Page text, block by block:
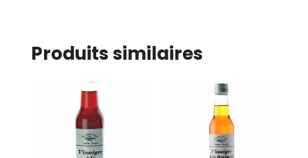
Produits similaires